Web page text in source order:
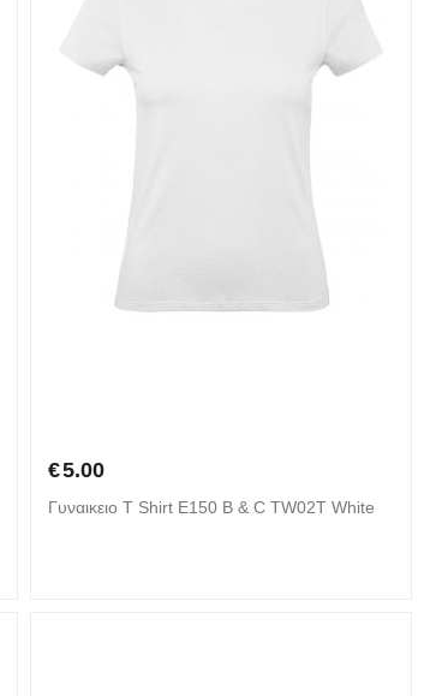
€5.00
Γυναικειο T Shirt E150 B & C TW02T White